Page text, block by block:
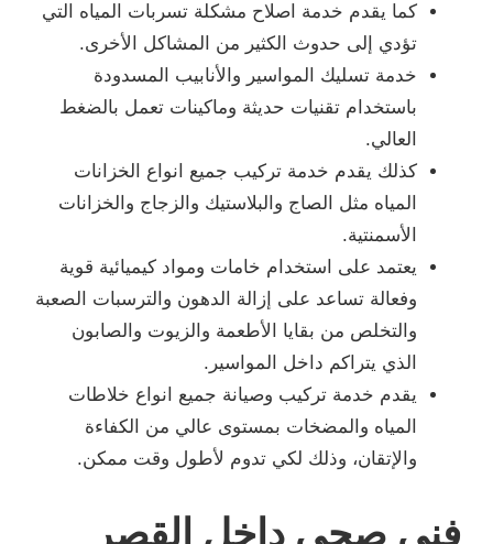
كما يقدم خدمة اصلاح مشكلة تسربات المياه التي
تؤدي إلى حدوث الكثير من المشاكل الأخرى.
خدمة تسليك المواسير والأنابيب المسدودة
باستخدام تقنيات حديثة وماكينات تعمل بالضغط
العالي.
كذلك يقدم خدمة تركيب جميع انواع الخزانات
المياه مثل الصاج والبلاستيك والزجاج والخزانات
الأسمنتية.
يعتمد على استخدام خامات ومواد كيميائية قوية
وفعالة تساعد على إزالة الدهون والترسبات الصعبة
والتخلص من بقايا الأطعمة والزيوت والصابون
الذي يتراكم داخل المواسير.
يقدم خدمة تركيب وصيانة جميع انواع خلاطات
المياه والمضخات بمستوى عالي من الكفاءة
والإتقان، وذلك لكي تدوم لأطول وقت ممكن.
فني صحي داخل القصر